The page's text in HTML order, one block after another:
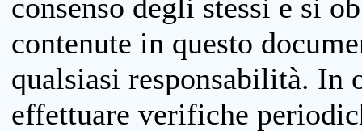
consenso degli stessi e si
contenute in questo
qualsiasi responsabilità. In
effettuare verifiche